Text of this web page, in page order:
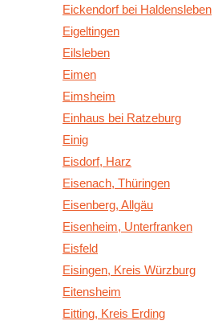
Eickendorf bei Haldensleben
Eigeltingen
Eilsleben
Eimen
Eimsheim
Einhaus bei Ratzeburg
Einig
Eisdorf, Harz
Eisenach, Thüringen
Eisenberg, Allgäu
Eisenheim, Unterfranken
Eisfeld
Eisingen, Kreis Würzburg
Eitensheim
Eitting, Kreis Erding